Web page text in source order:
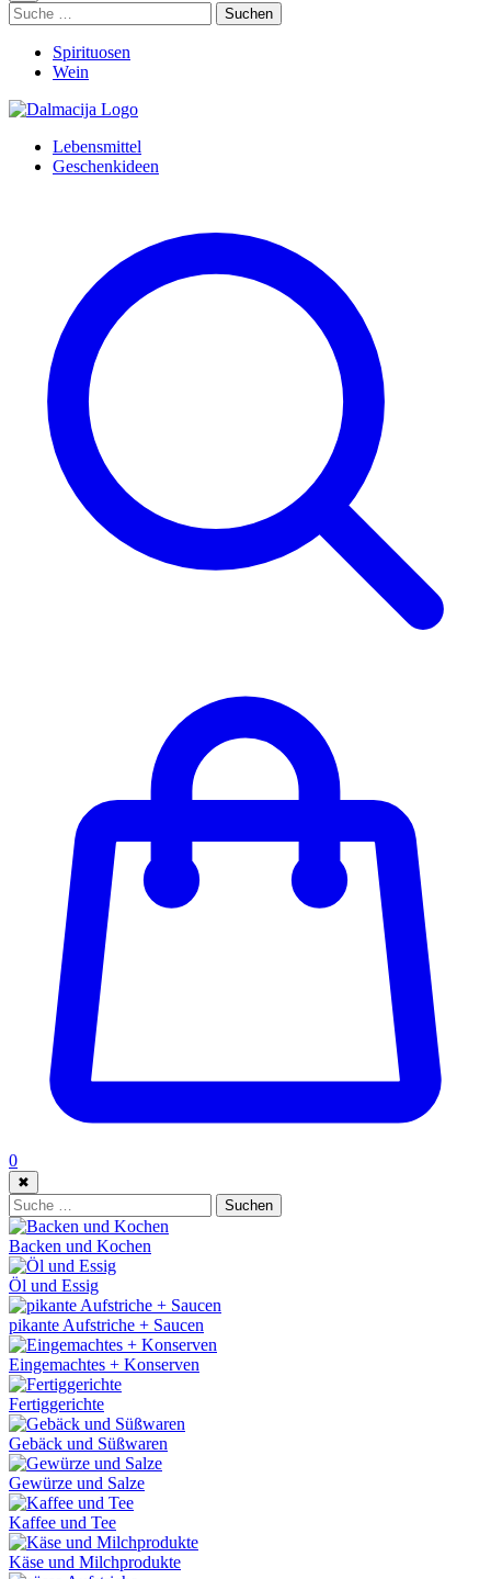
Suche: Suchen
Spirituosen
Wein
Lebensmittel
Geschenkideen
0
✖
Suche: Suchen
Backen und Kochen
Öl und Essig
pikante Aufstriche + Saucen
Eingemachtes + Konserven
Fertiggerichte
Gebäck und Süßwaren
Gewürze und Salze
Kaffee und Tee
Käse und Milchprodukte